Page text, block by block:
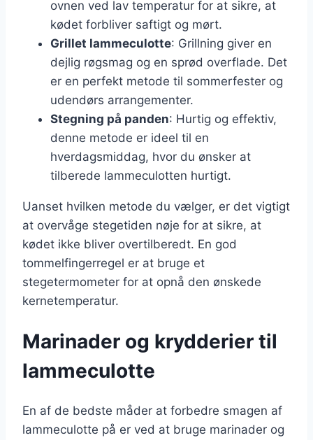
ovnen ved lav temperatur for at sikre, at
kødet forbliver saftigt og mørt.
Grillet lammeculotte: Grillning giver en
dejlig røgsmag og en sprød overflade. Det
er en perfekt metode til sommerfester og
udendørs arrangementer.
Stegning på panden: Hurtig og effektiv,
denne metode er ideel til en
hverdagsmiddag, hvor du ønsker at
tilberede lammeculotten hurtigt.
Uanset hvilken metode du vælger, er det vigtigt
at overvåge stegetiden nøje for at sikre, at
kødet ikke bliver overtilberedt. En god
tommelfingerregel er at bruge et
stegetermometer for at opnå den ønskede
kernetemperatur.
Marinader og krydderier til
lammeculotte
En af de bedste måder at forbedre smagen af
lammeculotte på er ved at bruge marinader og